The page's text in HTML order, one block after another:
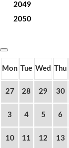
2049
2050
Mon Tue Wed Thu
27 28 29 30
3 4 5 6
10 11 12 13